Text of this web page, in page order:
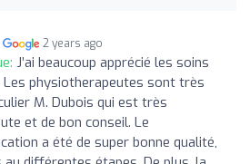
2 years ago
J’ai beaucoup apprécié les soins
Les physiotherapeutes sont très
M. Dubois qui est très
et de bon conseil. Le
a été de super bonne qualité,